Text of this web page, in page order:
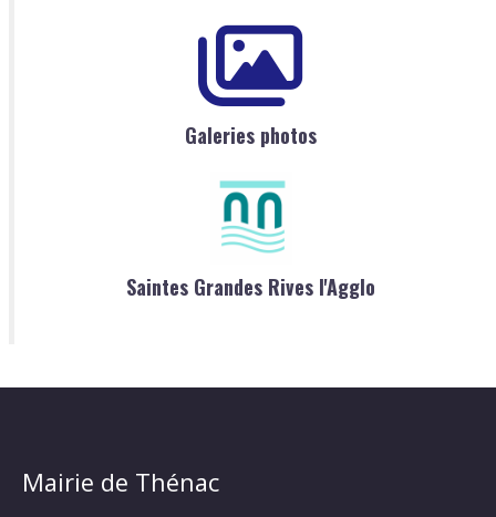
Galeries photos
Saintes Grandes Rives l'Agglo
Mairie de Thénac